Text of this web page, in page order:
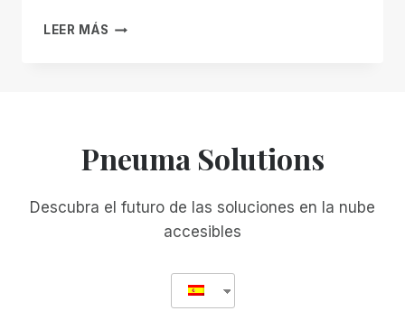
LEER MÁS UN
RELACIONARSE
PANTALLA
Pneuma Solutions
Descubra el futuro de las soluciones en la nube
accesibles